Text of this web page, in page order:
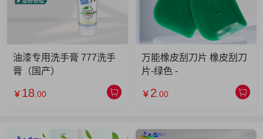
油漆专用洗手膏 777洗手
膏（国产）
￥ 18 .00
万能橡皮刮刀片 橡皮刮刀
片-绿色 -
￥ 2 .00